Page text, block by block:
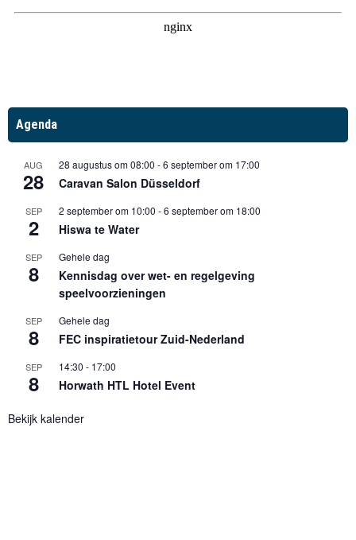
Agenda
AUG
28
28 augustus om 08:00 -6 september om 17:00
Caravan Salon Düsseldorf
SEP
2
2 september om 10:00 -6 september om 18:00
Hiswa te Water
SEP
8
Gehele dag
Kennisdag over wet- en regelgeving
speelvoorzieningen
SEP
8
Gehele dag
FEC inspiratietour Zuid-Nederland
SEP
8
14:30 - 17:00
Horwath HTL Hotel Event
Bekijk kalender